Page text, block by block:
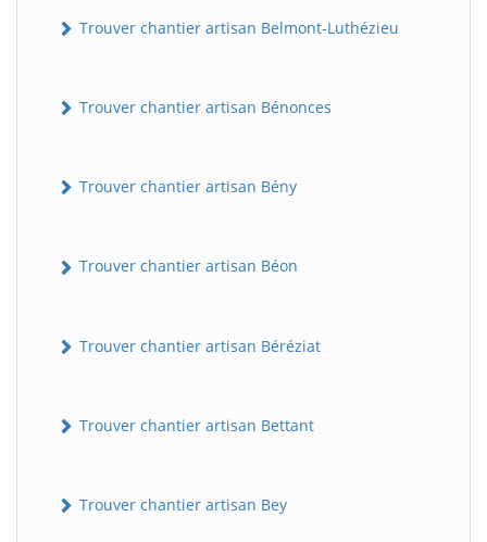
Trouver chantier artisan Belmont-Luthézieu
Trouver chantier artisan Bénonces
Trouver chantier artisan Bény
Trouver chantier artisan Béon
Trouver chantier artisan Béréziat
Trouver chantier artisan Bettant
Trouver chantier artisan Bey